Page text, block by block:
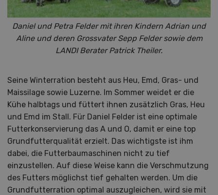
Daniel und Petra Felder mit ihren Kindern Adrian und
Aline und deren Grossvater Sepp Felder sowie dem
LANDI Berater Patrick Theiler.
Seine Winterration besteht aus Heu, Emd, Gras- und
Maissilage sowie Luzerne. Im Sommer weidet er die
Kühe halbtags und füttert ihnen zusätzlich Gras, Heu
und Emd im Stall. Für Daniel Felder ist eine optimale
Futterkonservierung das A und O, damit er eine top
Grundfutterqualität erzielt. Das wichtigste ist ihm
dabei, die Futterbaumaschinen nicht zu tief
einzustellen. Auf diese Weise kann die Verschmutzung
des Futters möglichst tief gehalten werden. Um die
Grundfutterration optimal auszugleichen, wird sie mit